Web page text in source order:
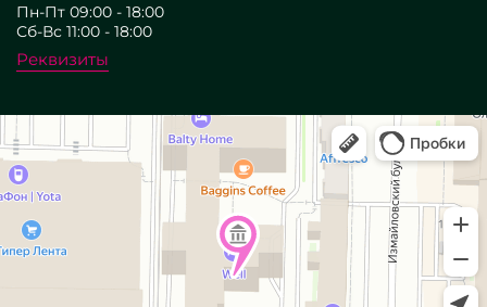
Пн-Пт 09:00 - 18:00
Сб-Вс 11:00 - 18:00
Реквизиты